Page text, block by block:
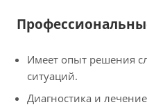
Имеет опыт решения
ситуаций.
Диагностика и